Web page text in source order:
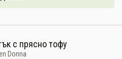
с прясно тофу
Donna